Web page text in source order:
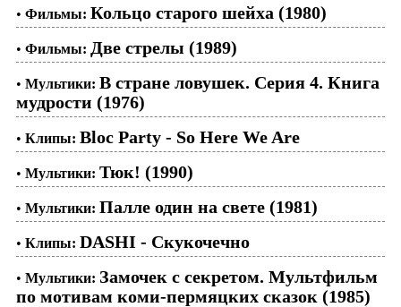
• Фильмы: Кольцо старого шейха (1980)
• Фильмы: Две стрелы (1989)
• Мультики: В стране ловушек. Серия 4. Книга
мудрости (1976)
• Клипы: Bloc Party - So Here We Are
• Мультики: Тюк! (1990)
• Мультики: Палле один на свете (1981)
• Клипы: DASHI - Скукочечно
• Мультики: Замочек с секретом. Мультфильм
по мотивам коми-пермяцких сказок (1985)